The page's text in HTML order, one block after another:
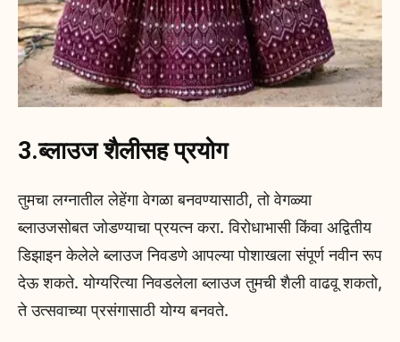
3.ब्लाउज शैलीसह प्रयोग
तुमचा लग्नातील लेहेंगा वेगळा बनवण्यासाठी, तो वेगळ्या
ब्लाउजसोबत जोडण्याचा प्रयत्न करा. विरोधाभासी किंवा अद्वितीय
डिझाइन केलेले ब्लाउज निवडणे आपल्या पोशाखला संपूर्ण नवीन रूप
देऊ शकते. योग्यरित्या निवडलेला ब्लाउज तुमची शैली वाढवू शकतो,
ते उत्सवाच्या प्रसंगासाठी योग्य बनवते.